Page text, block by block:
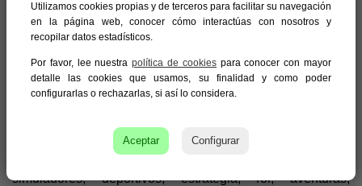
T.: 699 69 16 96
http://www.milcosas.shop
Nota:Si deseas anunciarte en la Guía de Empresas de
Totana, visitaMurcia.com/publicidad
En esta categoría puedes encontrar empresas
relacionadas con Videojuegos de Totana; videojuegos,
simuladores, deportivos, estrategia, rol, aventuras,
Utilizamos cookies propias y de terceros para facilitar su navegación
en la página web, conocer cómo interactúas con nosotros y
recopilar datos estadísticos.
Por favor, lee nuestrapolítica de cookiespara conocer con mayor
detalle las cookies que usamos, su finalidad y como poder
configurarlas o rechazarlas, si así lo considera.
Aceptar Configurar